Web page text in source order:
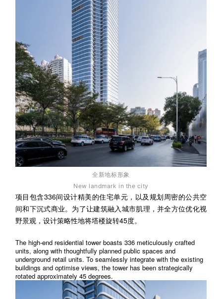
全新地标形象
New landmark in the city
项目包含336间设计精美的住宅单元，以及规划周密的公共空
间和下沉式商业。为了让建筑融入城市肌理，并全方位优化视
野景观，设计策略性地将塔楼旋转45度。
The high-end residential tower boasts 336 meticulously crafted
units, along with thoughtfully planned public spaces and
underground retail units. To seamlessly integrate with the existing
buildings and optimise views, the tower has been strategically
rotated approximately 45 degrees.